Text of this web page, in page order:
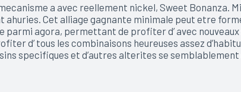
a avec reellement nickel, Sweet Bonanza.
Cet alliage gagnante minimale peut etre
agora, permettant de profiter d’ avec
d’ tous les combinaisons heureuses assez
specifiques et d’autres alterites se